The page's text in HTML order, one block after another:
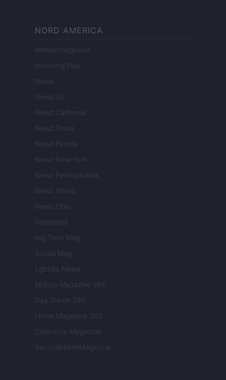
NORD AMERICA
Womanmagazine
Investing Plus
Newz
Newz US
Newz California
Newz Texas
Newz Florida
Newz New York
Newz Pennsylvania
Newz Illinois
Newz Ohio
Gameland
Hig Tech Mag
Scoop Mag
Lgbtqia News
Motors Magazine 365
Day Travel 365
Home Magazine 365
Cineverse Magazine
SecondHomeMagazine